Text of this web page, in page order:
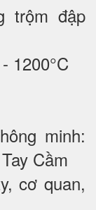
trộm đập
1200°C
minh:
Cầm
cơ quan,